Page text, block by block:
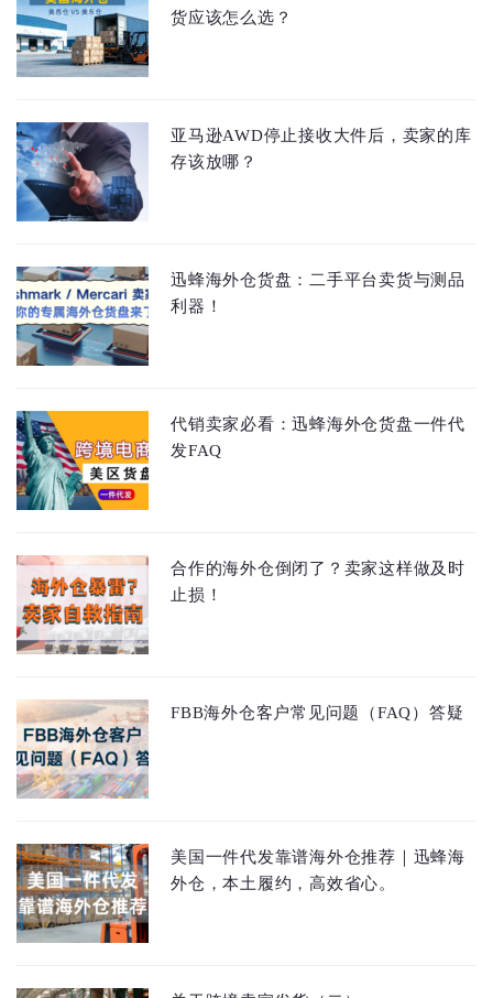
货应该怎么选？
亚马逊AWD停止接收大件后，卖家的库
存该放哪？
迅蜂海外仓货盘：二手平台卖货与测品
利器！
代销卖家必看：迅蜂海外仓货盘一件代
发FAQ
合作的海外仓倒闭了？卖家这样做及时
止损！
FBB海外仓客户常见问题（FAQ）答疑
美国一件代发靠谱海外仓推荐｜迅蜂海
外仓，本土履约，高效省心。